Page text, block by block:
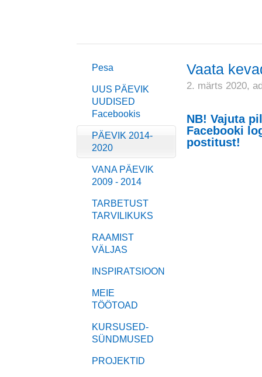
Pesa
UUS PÄEVIK
UUDISED
Facebookis
PÄEVIK 2014-
2020
VANA PÄEVIK
2009 - 2014
TARBETUST
TARVILIKUKS
RAAMIST
VÄLJAS
INSPIRATSIOON
MEIE
TÖÖTOAD
KURSUSED-
SÜNDMUSED
PROJEKTID
Vaata
2. märts 2020,
NB! Vajuta
Facebooki
postitust!